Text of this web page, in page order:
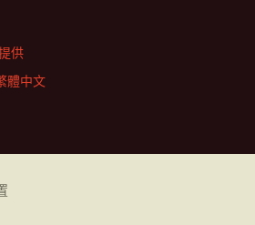
供
體中文